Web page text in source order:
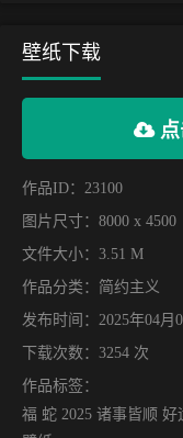
壁纸下载
点
作品ID：23100
图片尺寸：8000 x 4500
文件大小：3.51 M
作品分类： 简约主义
发布时间：2025年04月
下载次数：3254 次
作品标签：
福 蛇 2025 诸事皆顺